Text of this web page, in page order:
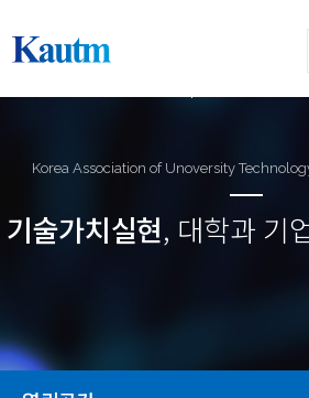
Korea Association of Unoversity
기술가치실현, 대학과 기